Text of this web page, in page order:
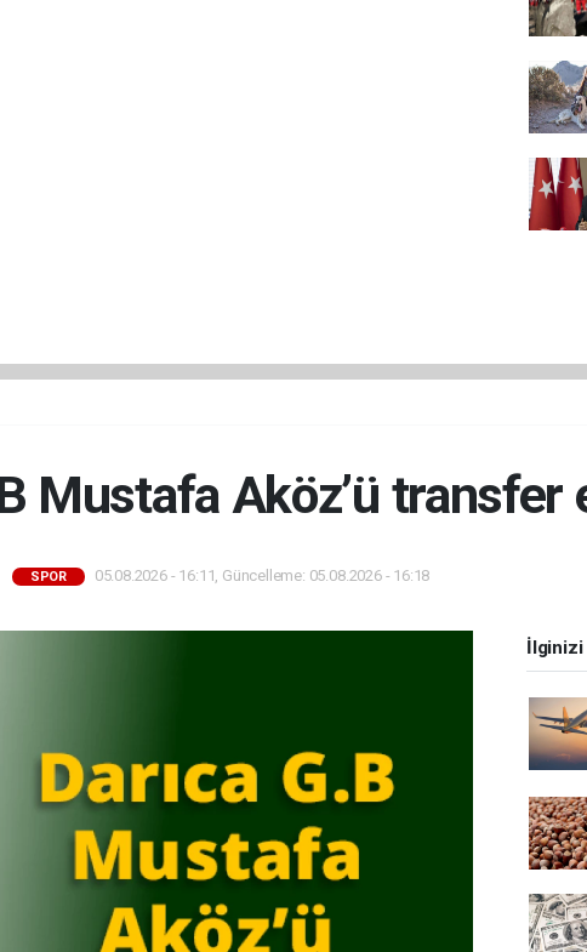
Mustafa Aköz’ü transfer
SPOR 05.08.2026 - 16:11, Güncelleme: 05.08.2026 - 16:18
İlginizi